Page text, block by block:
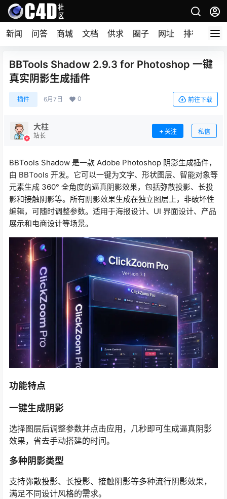
新闻 问答 商城 文档 供求 圈子 网址 排行榜
BBTools Shadow 2.9.3 for Photoshop 一键
真实阴影生成插件
插件 6月7日 0 前往下载
大柱
站长
关注 私信
BBTools Shadow 是一款 Adobe Photoshop 阴影生成插件，
由 BBTools 开发。它可以一键为文字、形状图层、智能对象等
元素生成 360° 全角度的逼真阴影效果，包括弥散投影、长投
影和接触阴影等。所有阴影效果生成在独立图层上，非破坏性
编辑，可随时调整参数。适用于海报设计、UI 界面设计、产品
展示和电商设计等场景。
功能特点
一键生成阴影
选择图层后调整参数并点击应用，几秒即可生成逼真阴影
效果，省去手动搭建的时间。
多种阴影类型
支持弥散投影、长投影、接触阴影等多种流行阴影效果，
满足不同设计风格的需求。